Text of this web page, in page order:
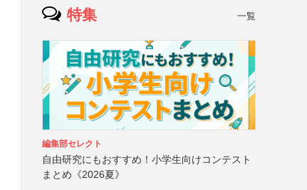
特集 一覧
編集部セレクト
自由研究にもおすすめ！小学生向けコンテスト
まとめ《2026夏》